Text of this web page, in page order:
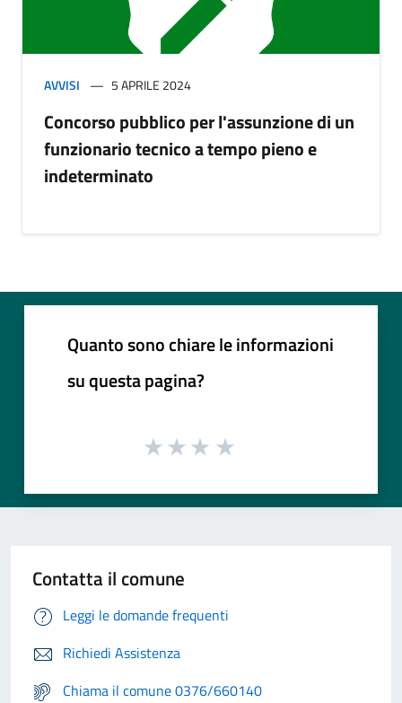
AVVISI 5 APRILE 2024
Concorso pubblico per l'assunzione di un
funzionario tecnico a tempo pieno e
indeterminato
Quanto sono chiare le informazioni
su questa pagina?
Contatta il comune
Leggi le domande frequenti
Richiedi Assistenza
Chiama il comune 0376/660140